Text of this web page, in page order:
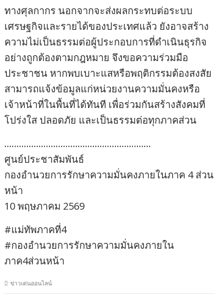
ทางศุลกากร นอกจากจะส่งผลกระทบต่อระบบ
เศรษฐกิจและรายได้ของประเทศแล้ว ยังอาจสร้าง
ความไม่เป็นธรรมต่อผู้ประกอบการที่ดำเนินธุรกิจ
อย่างถูกต้องตามกฎหมาย จึงขอความร่วมมือ
ประชาชน หากพบเบาะแสหรือพฤติกรรมต้องสงสัย
สามารถแจ้งข้อมูลแก่หน่วยงานความมั่นคงหรือ
เจ้าหน้าที่ในพื้นที่ได้ทันที เพื่อร่วมกันสร้างสังคมที่
โปร่งใส ปลอดภัย และเป็นธรรมต่อทุกภาคส่วน
……………………………………………………
ศูนย์ประชาสัมพันธ์
กองอำนวยการรักษาความมั่นคงภายในภาค 4 ส่วน
หน้า
10 พฤษภาคม 2569
#แม่ทัพภาคที่4
#กองอำนวยการรักษาความมั่นคงภายใน
ภาค4ส่วนหน้า
ข่าวเด่นออนไลน์